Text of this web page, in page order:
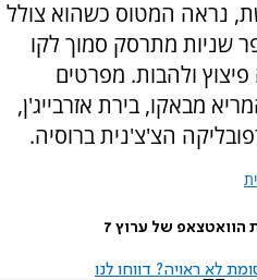
נראה המטוס כשהוא צולל
שניות מתרסק סמוך לקו
ולהבות. מפרטים
מבאקו, בירת אזרבייג'ן,
הצ'צ'נית ברוסיה.
הוואטצאפ של ערוץ 7
לא ראויה? דווחו לנו